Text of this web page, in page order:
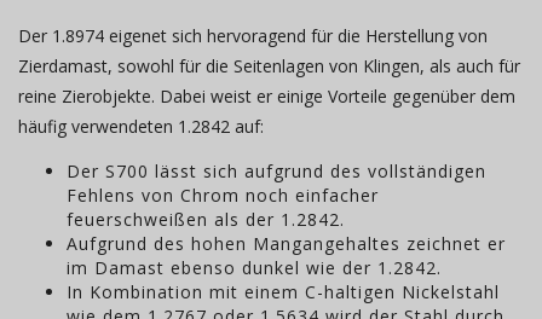
Der 1.8974 eigenet sich hervoragend für die Herstellung von
Zierdamast, sowohl für die Seitenlagen von Klingen, als auch für
reine Zierobjekte. Dabei weist er einige Vorteile gegenüber dem
häufig verwendeten 1.2842 auf:
Der S700 lässt sich aufgrund des vollständigen
Fehlens von Chrom noch einfacher
feuerschweißen als der 1.2842.
Aufgrund des hohen Mangangehaltes zeichnet er
im Damast ebenso dunkel wie der 1.2842.
In Kombination mit einem C-haltigen Nickelstahl